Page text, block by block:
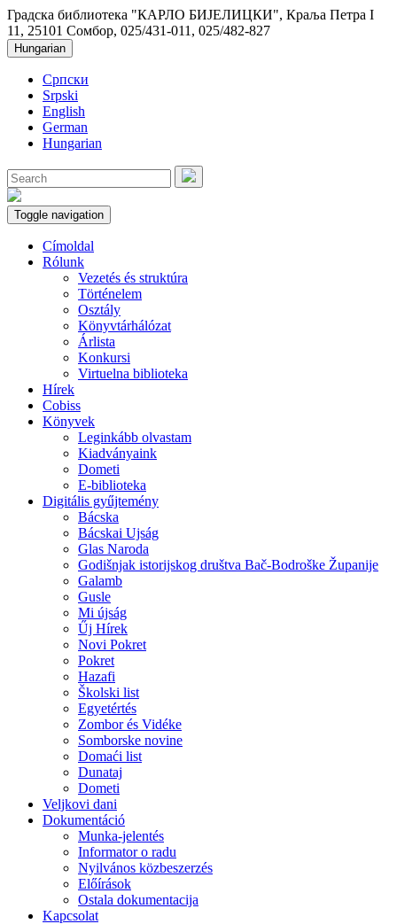
Градска библиотека "КАРЛО БИЈЕЛИЦКИ", Краља Петра I
11, 25101 Сомбор, 025/431-011, 025/482-827
Hungarian
Српски
Srpski
English
German
Hungarian
Toggle navigation
Címoldal
Rólunk
Vezetés és struktúra
Történelem
Osztály
Könyvtárhálózat
Árlista
Konkursi
Virtuelna biblioteka
Hírek
Cobiss
Könyvek
Leginkább olvastam
Kiadványaink
Dometi
E-biblioteka
Digitális gyűjtemény
Bácska
Bácskai Ujság
Glas Naroda
Godišnjak istorijskog društva Bač-Bodroške Županije
Galamb
Gusle
Mi újság
Űj Hírek
Novi Pokret
Pokret
Hazafi
Školski list
Egyetértés
Zombor és Vidéke
Somborske novine
Domaći list
Dunataj
Dometi
Veljkovi dani
Dokumentáció
Munka-jelentés
Informator o radu
Nyilvános közbeszerzés
Előírások
Ostala dokumentacija
Kapcsolat